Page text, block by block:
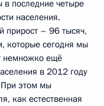
последние четыре
населения.
прирост – 96 тысяч,
которые сегодня мы
немножко ещё
в 2012 году
При этом мы
как естественная